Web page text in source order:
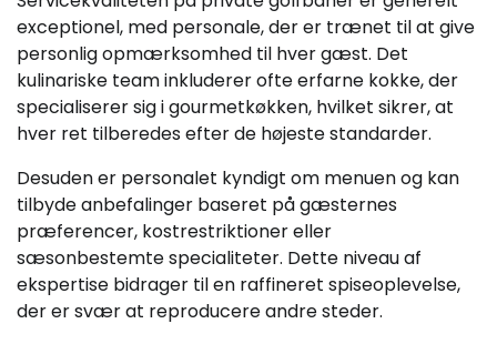
exceptionel, med personale, der er trænet til at give
personlig opmærksomhed til hver gæst. Det
kulinariske team inkluderer ofte erfarne kokke, der
specialiserer sig i gourmetkøkken, hvilket sikrer, at
hver ret tilberedes efter de højeste standarder.
Desuden er personalet kyndigt om menuen og kan
tilbyde anbefalinger baseret på gæsternes
præferencer, kostrestriktioner eller
sæsonbestemte specialiteter. Dette niveau af
ekspertise bidrager til en raffineret spiseoplevelse,
der er svær at reproducere andre steder.